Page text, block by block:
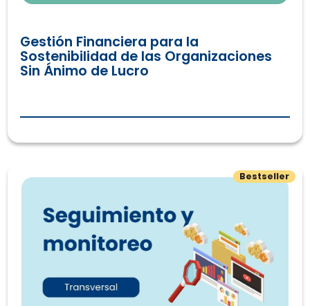
Gestión Financiera para la
Sostenibilidad de las Organizaciones
Sin Ánimo de Lucro
Bestseller
De la evidencia a la acción: evaluación, aprendizaje y